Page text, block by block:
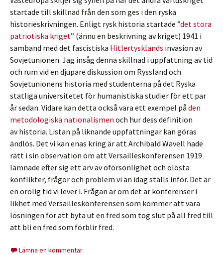
startade till skillnad från den som ges i den ryska
historieskrivningen. Enligt rysk historia startade ”det stora
patriotiska kriget” (ännu en beskrivning av kriget) 1941 i
samband med det fascistiska Hitlertysklands invasion av
Sovjetunionen. Jag insåg denna skillnad i uppfattning av tid
och rum vid en djupare diskussion om Ryssland och
Sovjetunionens historia med studenterna på det Ryska
statliga universitetet för humanistiska studier för ett par
år sedan. Vidare kan detta också vara ett exempel på den
metodologiska nationalismen och hur dess definition
av historia. Listan på liknande uppfattningar kan göras
ändlös. Det vi kan enas kring är att Archibald Wavell hade
rätt i sin observation om att Versailleskonferensen 1919
lämnade efter sig ett arv av oförsonlighet och olösta
konflikter, frågor och problem vi än idag ställs inför. Det är
en orolig tid vi lever i. Frågan är om det är konferenser i
likhet med Versailleskonferensen som kommer att vara
lösningen för att byta ut en fred som tog slut på all fred till
att bli en fred som förblir fred.
Lämna en kommentar